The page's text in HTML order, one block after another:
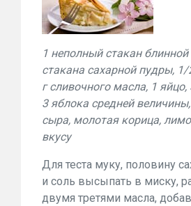
1 неполный стакан
стакана сахарной пудры, 1/
г сливочного масла, 1
3 яблока средней величины,
сыра, молотая корица,
вкусу
Для теста муку, половину
и соль высыпать в миску,
двумя третями масла,